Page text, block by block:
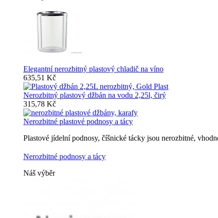
Elegantní nerozbitný plastový chladič na víno
635,51 Kč
Nerozbitný plastový džbán na vodu 2,25l, čirý
315,78 Kč
Nerozbitné plastové podnosy a tácy
Plastové jídelní podnosy, číšnické tácky jsou nerozbitné,
Nerozbitné podnosy a tácy
Náš výběr